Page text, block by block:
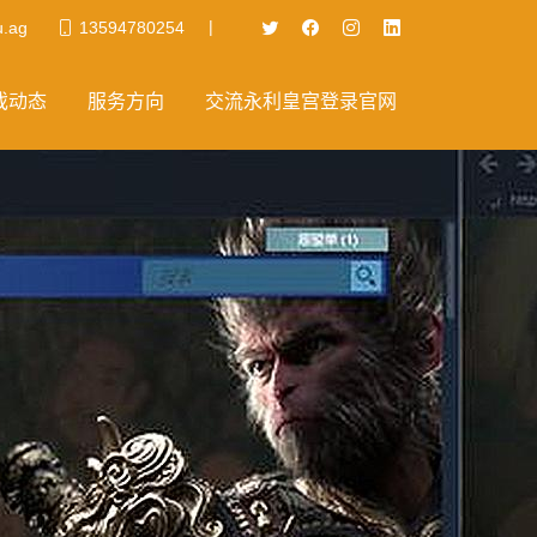
13594780254 |
动态 服务方向 交流永利皇宫登录官网